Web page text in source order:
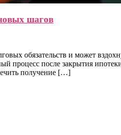
шагов
обязательств и может
процесс после закрытия
получение […]